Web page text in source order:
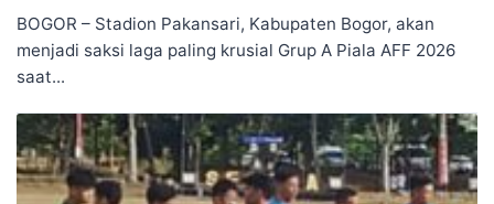
BOGOR – Stadion Pakansari, Kabupaten Bogor, akan
menjadi saksi laga paling krusial Grup A Piala AFF 2026
saat...